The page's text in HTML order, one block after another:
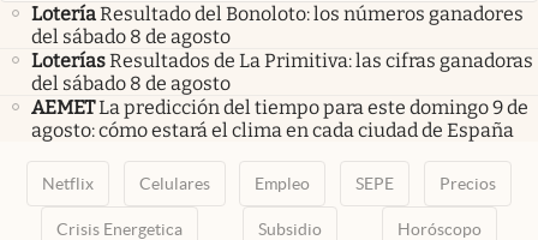
LoteríaResultado del Bonoloto: los números ganadores
del sábado 8 de agosto
LoteríasResultados de La Primitiva: las cifras ganadoras
del sábado 8 de agosto
AEMETLa predicción del tiempo para este domingo 9 de
agosto: cómo estará el clima en cada ciudad de España
Netflix Celulares Empleo SEPE Precios
Crisis Energetica Subsidio Horóscopo